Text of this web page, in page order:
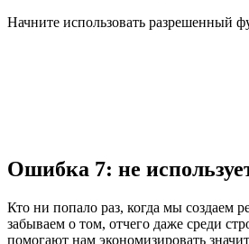
Начните использовать разрешенный
Ошибка 7: не
Кто ни попало раз, когда мы создаем
забываем о том, отчего даже среди
помогают нам экономизировать